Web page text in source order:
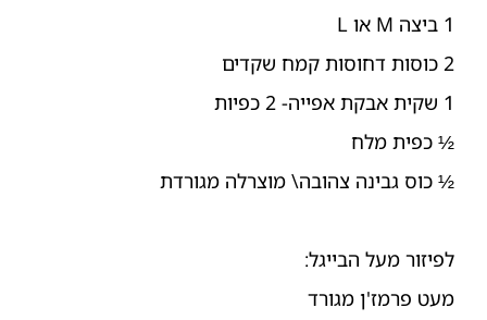
1 ביצה M או L
2 כוסות דחוסות קמח שקדים
1 שקית אבקת אפייה- 2 כפיות
½ כפית מלח
½ כוס גבינה צהובה\ מוצרלה מגורדת
לפיזור מעל הבייגל:
מעט פרמז'ן מגורד